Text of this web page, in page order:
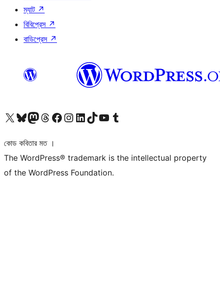
ম্যাট ↗
বিবিপ্রেস ↗
বাডিপ্রেস ↗
আমাদের X (আগের টুইটার) অ্যাকাউন্টে যানআমাদের Bluesky অ্যাকাউন্টটি দেখুনআমাদের মাস্টোডন অ্যাকাউন্টটি দেখুনআমাদের থ্রেডস অ্যাকাউন্টটি দেখুনআমাদের ফেসবুক পেজ দেখুনআমাদের ইন্সটাগ্রাম অ্যাকাউন্ট দেখুনআমাদের লিঙ্কডইন অ্যাকাউন্টে যানআমাদের TikTok অ্যাকাউন্টটি দেখুনআমাদের ইউটিউব চ্যানেলে যান আমাদের টাম্বলার অ্যাকাউন্ট দেখুন
কোড কবিতার মত ।
The WordPress® trademark is the intellectual property
of the WordPress Foundation.